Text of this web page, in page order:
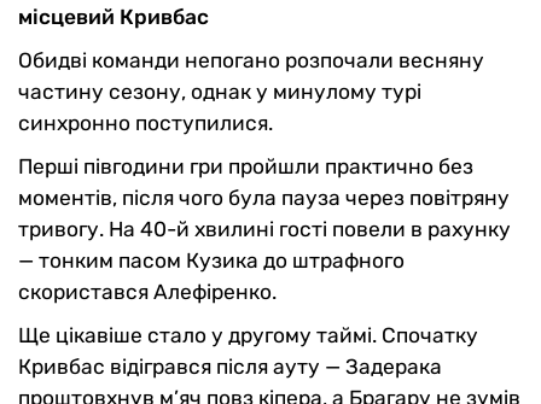
місцевий Кривбас
Обидві команди непогано розпочали весняну
частину сезону, однак у минулому турі
синхронно поступилися.
Перші півгодини гри пройшли практично без
моментів, після чого була пауза через повітряну
тривогу. На 40-й хвилині гості повели в рахунку
— тонким пасом Кузика до штрафного
скористався Алефіренко.
Ще цікавіше стало у другому таймі. Спочатку
Кривбас відігрався після ауту — Задерака
проштовхнув м’яч повз кіпера, а Брагару не зумів